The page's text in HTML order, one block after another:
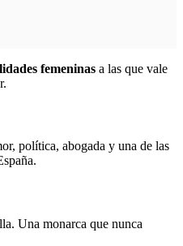
femeninas a las que vale
política, abogada y una de las
Una monarca que nunca